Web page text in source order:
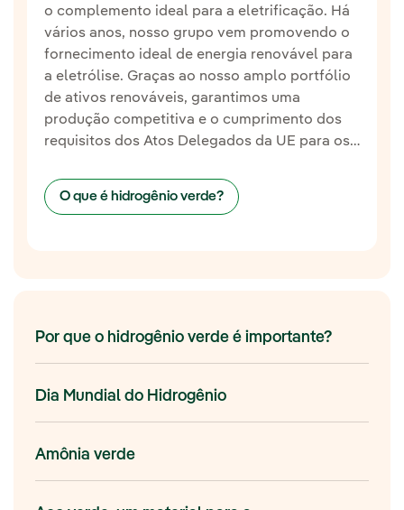
o complemento ideal para a eletrificação. Há
vários anos, nosso grupo vem promovendo o
fornecimento ideal de energia renovável para
a eletrólise. Graças ao nosso amplo portfólio
de ativos renováveis, garantimos uma
produção competitiva e o cumprimento dos
requisitos dos Atos Delegados da UE para os
não biológica).
O que é hidrogênio verde?
Por que o hidrogênio verde é importante?
Dia Mundial do Hidrogênio
Amônia verde